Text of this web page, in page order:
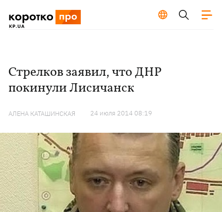
Стрелков заявил, что ДНР
покинули Лисичанск
АЛЕНА КАТАШИНСКАЯ 24 июля 2014 08:19